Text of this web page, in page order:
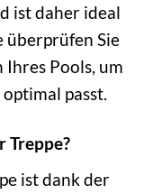
ist daher ideal
überprüfen Sie
Pools, um
passt.
Treppe?
ist dank der